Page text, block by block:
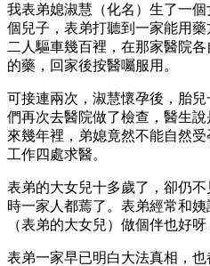
我表弟媳淑慧（化名）生了一
個兒子，表弟打聽到一家能用
二人驅車幾百裡，在那家醫院
的藥，回家後按醫囑服用。
可接連兩次，淑慧懷孕後，胎
們再次去醫院做了檢查，醫生
來幾年裡，弟媳竟然不能自然
工作四處求醫。
表弟的大女兒十多歲了，卻仍
時一家人都蔫了。表弟經常和
（表弟的大女兒）做個伴也好呀
表弟一家早已明白大法真相，